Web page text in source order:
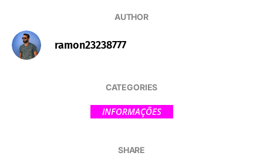
AUTHOR
ramon23238777
CATEGORIES
INFORMAÇÕES
SHARE